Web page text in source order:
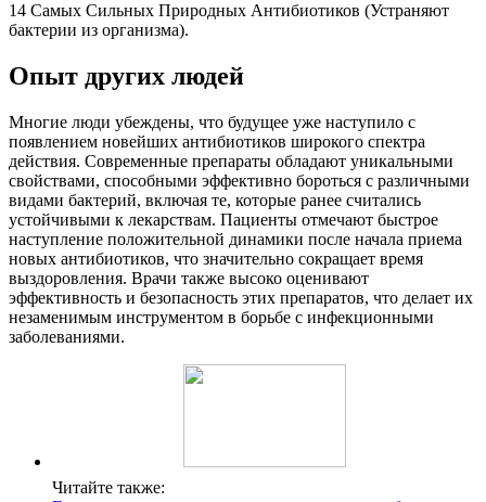
14 Cамых Сильных Природных Антибиотиков (Устраняют
бактерии из организма).
Опыт других людей
Многие люди убеждены, что будущее уже наступило с
появлением новейших антибиотиков широкого спектра
действия. Современные препараты обладают уникальными
свойствами, способными эффективно бороться с различными
видами бактерий, включая те, которые ранее считались
устойчивыми к лекарствам. Пациенты отмечают быстрое
наступление положительной динамики после начала приема
новых антибиотиков, что значительно сокращает время
выздоровления. Врачи также высоко оценивают
эффективность и безопасность этих препаратов, что делает их
незаменимым инструментом в борьбе с инфекционными
заболеваниями.
Читайте также: